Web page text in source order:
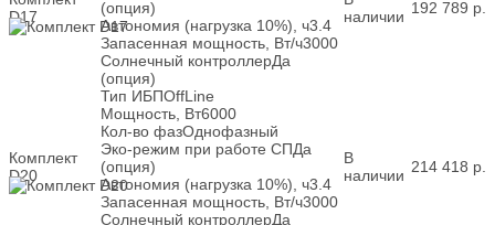
D17
(опция)
Автономия (нагрузка 10%), ч3.4
Запасенная мощность, Вт/ч3000
Солнечный контроллерДа
(опция)
наличии 192 789 р.
Комплект
D20
Тип ИБПOffLine
Мощность, Вт6000
Кол-во фазОднофазный
Эко-режим при работе СПДа
(опция)
Автономия (нагрузка 10%), ч3.4
Запасенная мощность, Вт/ч3000
Солнечный контроллерДа
В
наличии 214 418 р.